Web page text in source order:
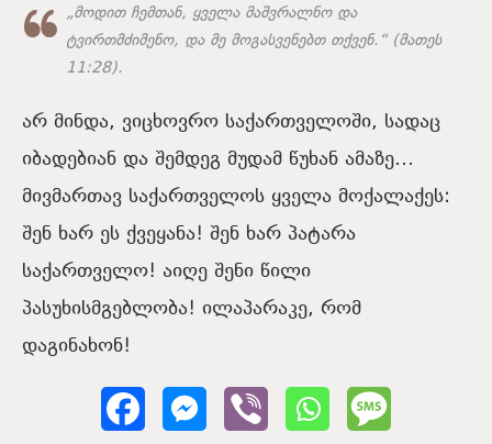
„მოდით ჩემთან, ყველა მაშვრალნო და
ტვირთმძიმენო, და მე მოგასვენებთ თქვენ.“ (მათეს
11:28).
არ მინდა, ვიცხოვრო საქართველოში, სადაც
იბადებიან და შემდეგ მუდამ წუხან ამაზე…
მივმართავ საქართველოს ყველა მოქალაქეს:
შენ ხარ ეს ქვეყანა! შენ ხარ პატარა
საქართველო! აიღე შენი წილი
პასუხისმგებლობა! ილაპარაკე, რომ
დაგინახონ!